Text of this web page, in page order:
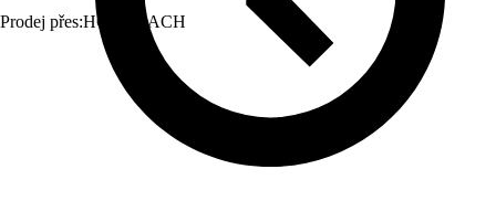
Prodej přes:HORNBACH